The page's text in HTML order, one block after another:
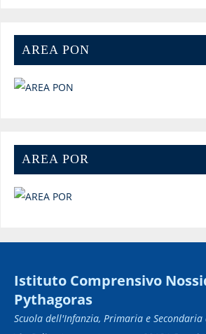
AREA PON
AREA POR
Istituto Comprensivo
Pythagoras
Scuola dell'Infanzia, Primaria e